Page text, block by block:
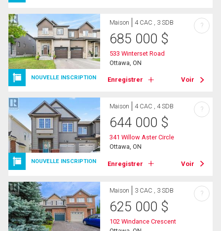
NOUVELLE INSCRIPTION
Maison 4 CAC , 3 SDB
685 000 $
533 Winterset Road
Ottawa, ON
Enregistrer Voir
?
NOUVELLE INSCRIPTION
Maison 4 CAC , 4 SDB
644 000 $
341 Willow Aster Circle
Ottawa, ON
Enregistrer Voir
?
Maison 3 CAC , 3 SDB
625 000 $
102 Windance Crescent
?